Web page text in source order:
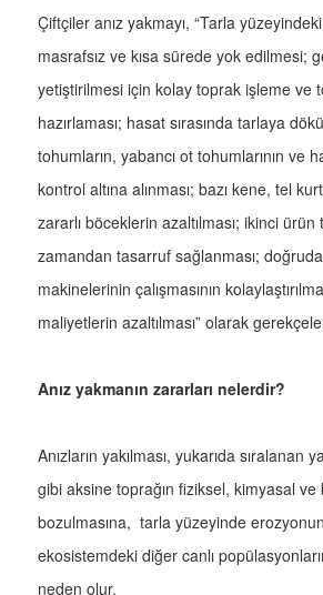
Çiftçiler anız yakmayı, “Tarla yüzeyindeki
masrafsız ve kısa sürede yok edilmesi;
yetiştirilmesi için kolay toprak işleme ve
hazırlaması; hasat sırasında tarlaya
tohumların, yabancı ot tohumlarının ve
kontrol altına alınması; bazı kene, tel
zararlı böceklerin azaltılması; ikinci ürün
zamandan tasarruf sağlanması;
makinelerinin çalışmasının
maliyetlerin azaltılması” olarak
Anız yakmanın zararları nelerdir?
Anızların yakılması, yukarıda sıralanan
gibi aksine toprağın fiziksel, kimyasal ve
bozulmasına, tarla yüzeyinde
ekosistemdeki diğer canlı
neden olur.